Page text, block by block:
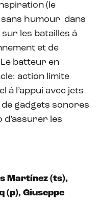
(le
humour dans
les batailles á
et de
batteur en
action limite
á l’appui avec jets
gadgets sonores
d’assurer les
Martínez (ts),
(p), Giuseppe